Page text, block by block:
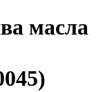
масла